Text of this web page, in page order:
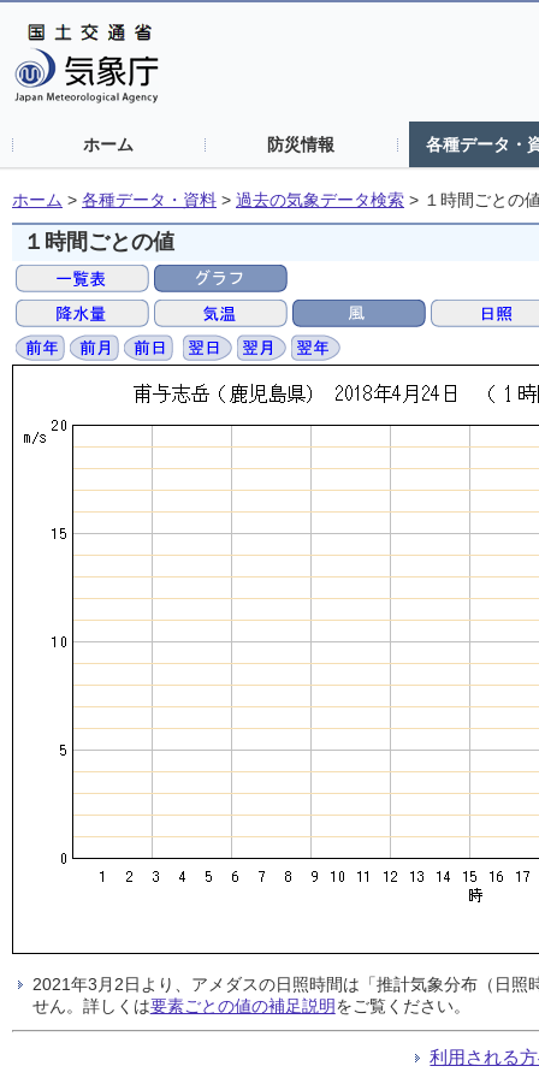
ホーム 防災情報 各種データ・
ホーム > 各種データ・資料 > 過去の気象データ検索 > １時間ごとの
１時間ごとの値
2021年3月2日より、アメダスの日照時間は「推計気象分布（日
せん。詳しくは要素ごとの値の補足説明をご覧ください。
利用される